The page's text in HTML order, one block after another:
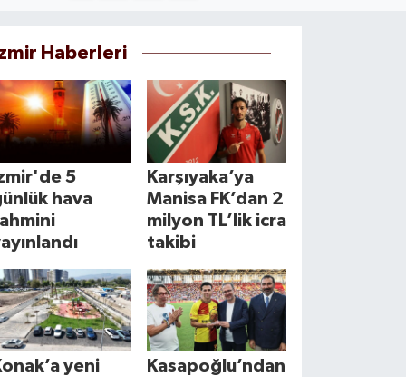
Haberleri
5
hava
Karşıyaka’ya
Manisa FK’dan 2
milyon TL’lik icra
takibi
yeni
Kasapoğlu’ndan